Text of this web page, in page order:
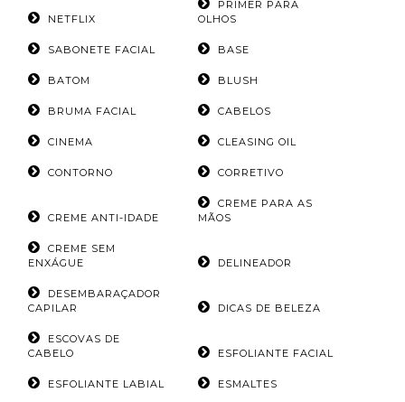
NETFLIX
PRIMER PARA
OLHOS
SABONETE FACIAL BASE
BATOM BLUSH
BRUMA FACIAL CABELOS
CINEMA CLEASING OIL
CONTORNO CORRETIVO
CREME ANTI-IDADE
CREME PARA AS
MÃOS
CREME SEM
ENXÁGUE
DELINEADOR
DESEMBARAÇADOR
CAPILAR
DICAS DE BELEZA
ESCOVAS DE
CABELO
ESFOLIANTE FACIAL
ESFOLIANTE LABIAL ESMALTES